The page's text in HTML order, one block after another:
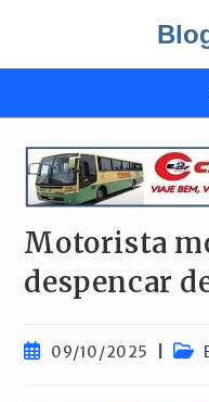
o
Motorista
despencar
Post09/10/2025